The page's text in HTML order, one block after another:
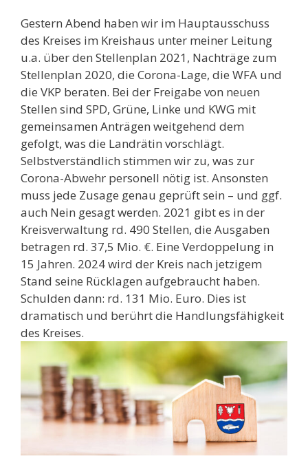
Gestern Abend haben wir im Hauptausschuss
des Kreises im Kreishaus unter meiner Leitung
u.a. über den Stellenplan 2021, Nachträge zum
Stellenplan 2020, die Corona-Lage, die WFA und
die VKP beraten. Bei der Freigabe von neuen
Stellen sind SPD, Grüne, Linke und KWG mit
gemeinsamen Anträgen weitgehend dem
gefolgt, was die Landrätin vorschlägt.
Selbstverständlich stimmen wir zu, was zur
Corona-Abwehr personell nötig ist. Ansonsten
muss jede Zusage genau geprüft sein – und ggf.
auch Nein gesagt werden. 2021 gibt es in der
Kreisverwaltung rd. 490 Stellen, die Ausgaben
betragen rd. 37,5 Mio. €. Eine Verdoppelung in
15 Jahren. 2024 wird der Kreis nach jetzigem
Stand seine Rücklagen aufgebraucht haben.
Schulden dann: rd. 131 Mio. Euro. Dies ist
dramatisch und berührt die Handlungsfähigkeit
des Kreises.